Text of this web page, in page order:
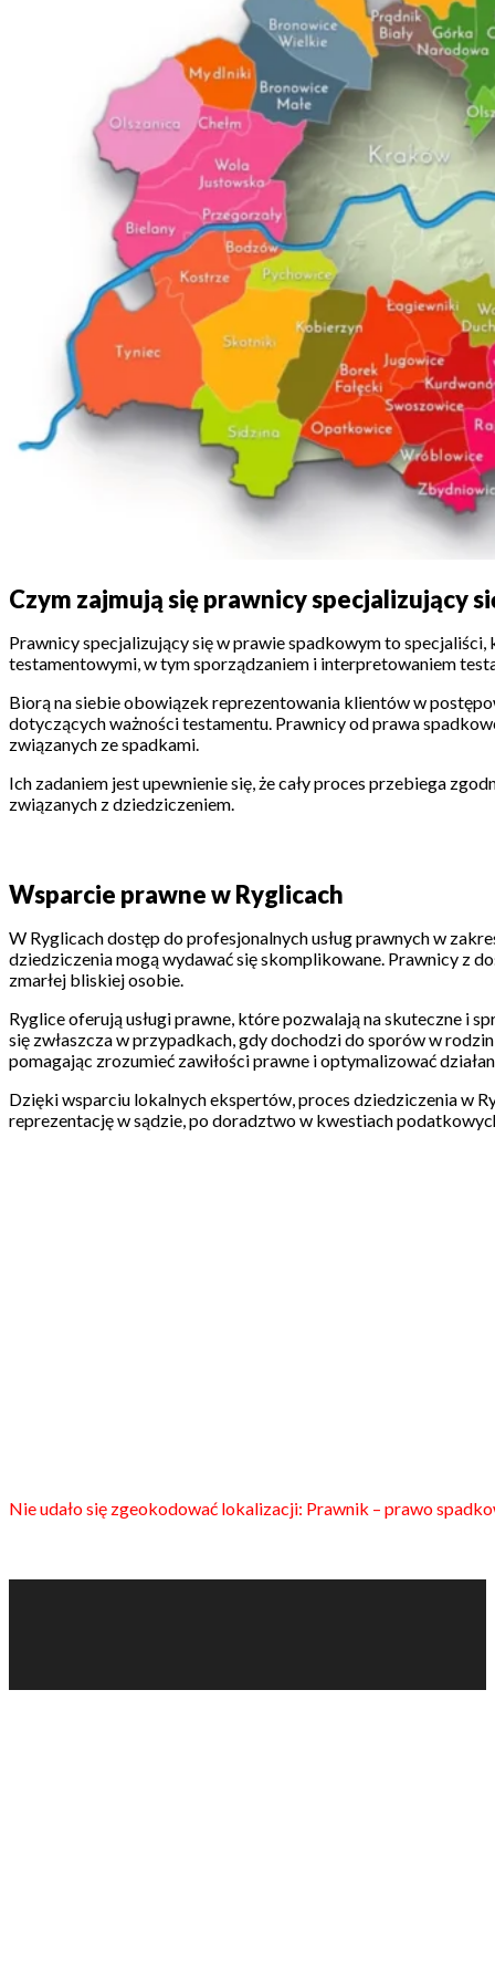
Czym zajmują się prawnicy specjalizujący
Prawnicy specjalizujący się w prawie spadkowym to
testamentowymi, w tym sporządzaniem i interpretowaniem
Biorą na siebie obowiązek reprezentowania klientów w
dotyczących ważności testamentu. Prawnicy od prawa
związanych ze spadkami.
Ich zadaniem jest upewnienie się, że cały proces przebiega
związanych z dziedziczeniem.
Wsparcie prawne w Ryglicach
W Ryglicach dostęp do profesjonalnych usług prawnych w
dziedziczenia mogą wydawać się skomplikowane. Prawnicy z
zmarłej bliskiej osobie.
Ryglice oferują usługi prawne, które pozwalają na skuteczne i
się zwłaszcza w przypadkach, gdy dochodzi do sporów w
pomagając zrozumieć zawiłości prawne i optymalizować
Dzięki wsparciu lokalnych ekspertów, proces dziedziczenia w
reprezentację w sądzie, po doradztwo w kwestiach
Nie udało się zgeokodować lokalizacji: Prawnik – prawo